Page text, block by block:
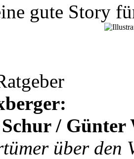
gute Story
/ Günter
über den